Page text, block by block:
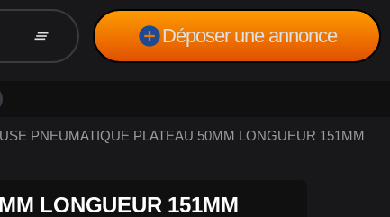
clear_all add_circleDéposer une annonce
PNEUMATIQUE PLATEAU 50MM LONGUEUR 151MM
LONGUEUR 151MM